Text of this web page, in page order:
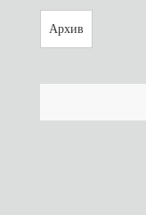
Архив